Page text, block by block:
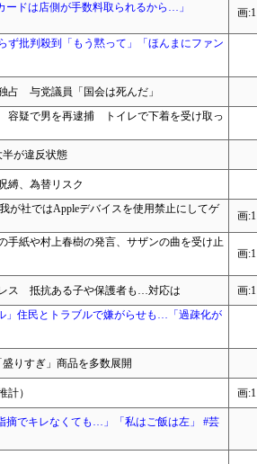
ードは店側が手数料取られるから…」 画:1
ず批判殺到「もう黙って」「ほんまにファン
占 与党議員「国会は死んだ」
容疑で男を再逮捕 トイレで下着を受け取っ
が違反状態
縛、為替リスク
が社ではAppleデバイスを使用禁止にしてゲ
画:1
手紙や村上春樹の発言、サザンの曲を受け止
画:1
ス 抵抗ある子や保護者も…対応は 画:1
」住民とトラブルで嫌がらせも…「過疎化が
りすぎ」商品を多数展開
） 画:1
摘でキレなくても…」「私はご飯は左」 #芸